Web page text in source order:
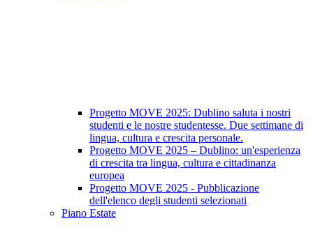
Progetto MOVE 2025: Dublino saluta i nostri
studenti e le nostre studentesse. Due settimane di
lingua, cultura e crescita personale.
Progetto MOVE 2025 – Dublino: un'esperienza
di crescita tra lingua, cultura e cittadinanza
europea
Progetto MOVE 2025 - Pubblicazione
dell'elenco degli studenti selezionati
Piano Estate